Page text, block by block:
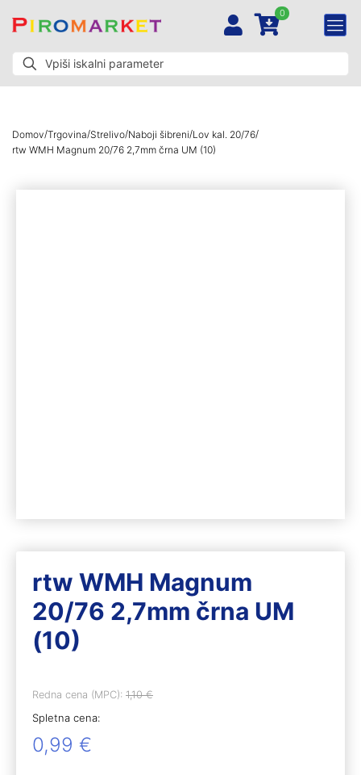
0
Domov/Trgovina/Strelivo/Naboji šibreni/Lov kal. 20/76/
rtw WMH Magnum 20/76 2,7mm črna UM (10)
rtw WMH Magnum
20/76 2,7mm črna UM
(10)
Redna cena (MPC): 1,10€
Spletna cena:
0,99 €